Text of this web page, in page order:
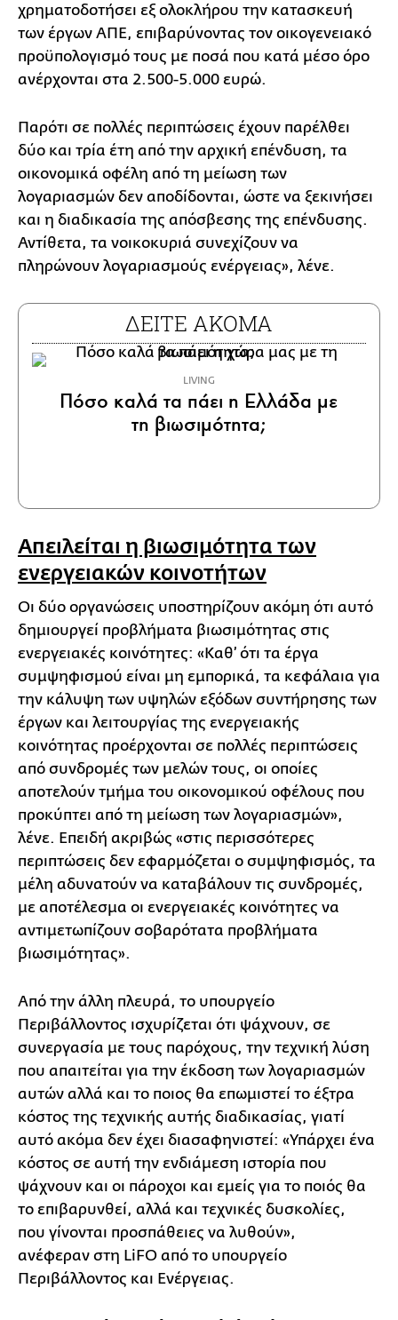
χρηματοδοτήσει εξ ολοκλήρου την κατασκευή
των έργων ΑΠΕ, επιβαρύνοντας τον οικογενειακό
προϋπολογισμό τους με ποσά που κατά μέσο όρο
ανέρχονται στα 2.500-5.000 ευρώ.
Παρότι σε πολλές περιπτώσεις έχουν παρέλθει
δύο και τρία έτη από την αρχική επένδυση, τα
οικονομικά οφέλη από τη μείωση των
λογαριασμών δεν αποδίδονται, ώστε να ξεκινήσει
και η διαδικασία της απόσβεσης της επένδυσης.
Αντίθετα, τα νοικοκυριά συνεχίζουν να
πληρώνουν λογαριασμούς ενέργειας», λένε.
ΔΕΙΤΕ ΑΚΟΜΑ
LIVING
Πόσο καλά τα πάει η Ελλάδα με
τη βιωσιμότητα;
Απειλείται η βιωσιμότητα των
ενεργειακών κοινοτήτων
Οι δύο οργανώσεις υποστηρίζουν ακόμη ότι αυτό
δημιουργεί προβλήματα βιωσιμότητας στις
ενεργειακές κοινότητες: «Καθ’ ότι τα έργα
συμψηφισμού είναι μη εμπορικά, τα κεφάλαια για
την κάλυψη των υψηλών εξόδων συντήρησης των
έργων και λειτουργίας της ενεργειακής
κοινότητας προέρχονται σε πολλές περιπτώσεις
από συνδρομές των μελών τους, οι οποίες
αποτελούν τμήμα του οικονομικού οφέλους που
προκύπτει από τη μείωση των λογαριασμών»,
λένε. Επειδή ακριβώς «στις περισσότερες
περιπτώσεις δεν εφαρμόζεται ο συμψηφισμός, τα
μέλη αδυνατούν να καταβάλουν τις συνδρομές,
με αποτέλεσμα οι ενεργειακές κοινότητες να
αντιμετωπίζουν σοβαρότατα προβλήματα
βιωσιμότητας».
Από την άλλη πλευρά, το υπουργείο
Περιβάλλοντος ισχυρίζεται ότι ψάχνουν, σε
συνεργασία με τους παρόχους, την τεχνική λύση
που απαιτείται για την έκδοση των λογαριασμών
αυτών αλλά και το ποιος θα επωμιστεί το έξτρα
κόστος της τεχνικής αυτής διαδικασίας, γιατί
αυτό ακόμα δεν έχει διασαφηνιστεί: «Υπάρχει ένα
κόστος σε αυτή την ενδιάμεση ιστορία που
ψάχνουν και οι πάροχοι και εμείς για το ποιός θα
το επιβαρυνθεί, αλλά και τεχνικές δυσκολίες,
που γίνονται προσπάθειες να λυθούν»,
ανέφεραν στη LiFO από το υπουργείο
Περιβάλλοντος και Ενέργειας.